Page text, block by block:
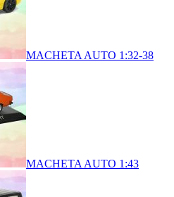
MACHETA AUTO 1:32-38
MACHETA AUTO 1:43